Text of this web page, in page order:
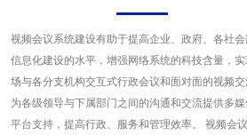
视频会议系统建设有助于提高企业、政府、各社会
信息化建设的水平，增强网络系统的科技含量，
场与各分支机构交互式行政会议和面对面的视频
为各级领导与下属部门之间的沟通和交流提供多
平台支持，提高行政、服务和管理效率。 视频会